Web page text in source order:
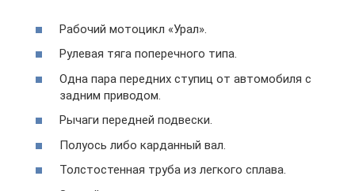
Рабочий мотоцикл «Урал».
Рулевая тяга поперечного типа.
Одна пара передних ступиц от автомобиля с
задним приводом.
Рычаги передней подвески.
Полуось либо карданный вал.
Толстостенная труба из легкого сплава.